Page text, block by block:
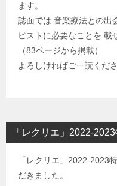
ます。
誌面では 音楽療法との出
ピストに必要なことを 載
（83ページから掲載）
よろしければご一読くださ
「レクリエ」2022-
「レクリエ」2022-2023
だきました。